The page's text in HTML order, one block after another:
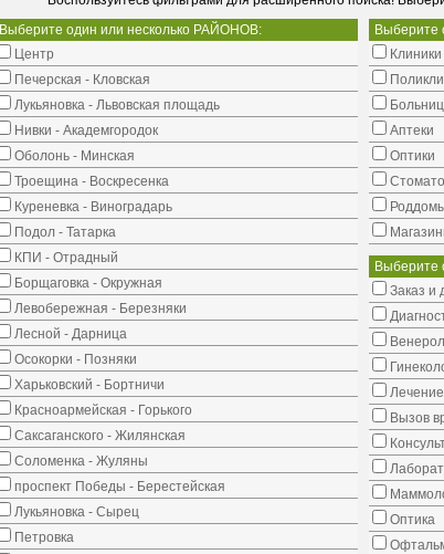
Выберите один или несколько РАЙОНОВ:
Центр
Печерская - Кловская
Лукьяновка - Львовская площадь
Нивки - Академгородок
Оболонь - Минская
Троещина - Воскресенка
Куреневка - Виноградарь
Подол - Татарка
КПИ - Отрадный
Борщаговка - Окружная
Левобережная - Березняки
Лесной - Дарница
Осокорки - Позняки
Харьковский - Бортничи
Красноармейская - Горького
Саксаганского - Жилянская
Соломенка - Жуляны
проспект Победы - Берестейская
Лукьяновка - Сырец
Петровка
Выберите
Клиники
Аптеки
Оптики
Выберите
Заказ и
Вызов
Оптика